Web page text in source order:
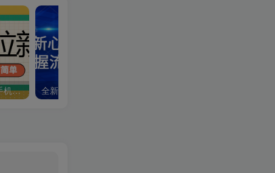
短剧自撸拉新项目，一部手机每天轻松180元，多手机多收益